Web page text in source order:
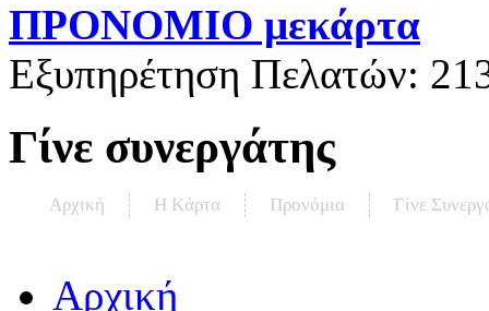
ΠΡΟΝΟΜΙΟ μεκάρτα
Εξυπηρέτηση Πελατών:
Γίνε συνεργάτης
Αρχική Η Kάρτα Προνόμια Γίνε
Αρχική